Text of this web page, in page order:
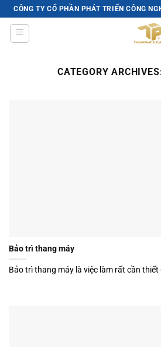
Skip
to
content
CÔNG TY CỔ PHẦN PHÁT TRIỂN CÔNG
CATEGORY
Bảo trì thang máy
Bảo trì thang máy là việc làm rất cần thiết